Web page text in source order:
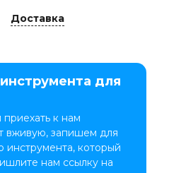
Доставка
для
к нам
вживую, запишем для
инструмента, который
нам ссылку на